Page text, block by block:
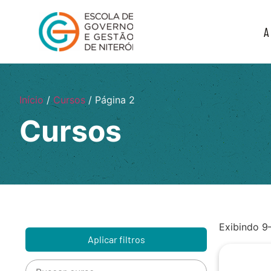
Início/Cursos/ Página 2
Cursos
Aplicar filtros
Exibindo